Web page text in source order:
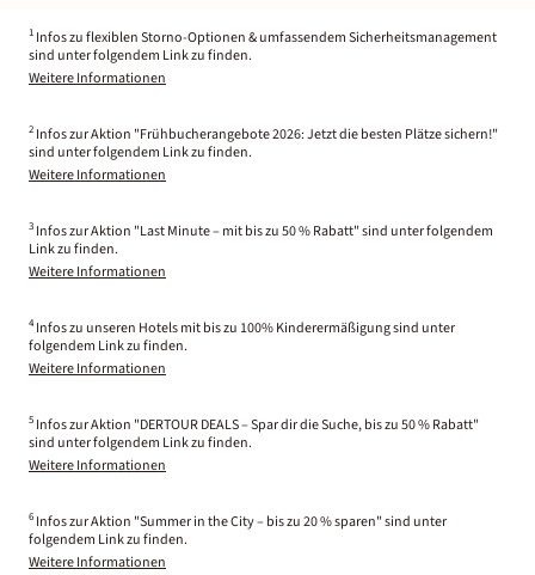
1 Infos zu flexiblen Storno-Optionen & umfassendem Sicherheitsmanagement
sind unter folgendem Link zu finden.
Weitere Informationen
2 Infos zur Aktion "Frühbucherangebote 2026: Jetzt die besten Plätze sichern!"
sind unter folgendem Link zu finden.
Weitere Informationen
3 Infos zur Aktion "Last Minute – mit bis zu 50 % Rabatt" sind unter folgendem
Link zu finden.
Weitere Informationen
4 Infos zu unseren Hotels mit bis zu 100% Kinderermäßigung sind unter
folgendem Link zu finden.
Weitere Informationen
5 Infos zur Aktion "DERTOUR DEALS – Spar dir die Suche, bis zu 50 % Rabatt"
sind unter folgendem Link zu finden.
Weitere Informationen
6 Infos zur Aktion "Summer in the City – bis zu 20 % sparen" sind unter
folgendem Link zu finden.
Weitere Informationen